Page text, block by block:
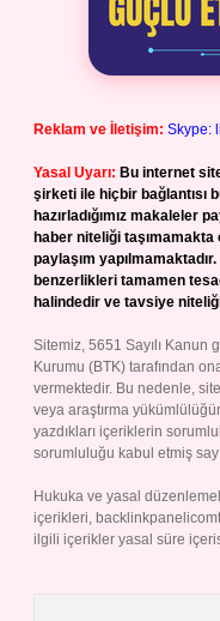
Reklam ve İletişim: Skype:
Yasal Uyarı: Bu internet
şirketi ile hiçbir bağlantısı
hazırladığımız makaleler
haber niteliği
paylaşım
benzerlikleri tamamen
halindedir ve tavsiye
Sitemiz, 5651 Sayılı
Kurumu (BTK) tarafından
vermektedir. Bu nedenle,
veya araştırma
yazdıkları içeriklerin
sorumluluğu kabul etmiş
Hukuka ve yasal
içerikleri,
ilgili içerikler yasal süre